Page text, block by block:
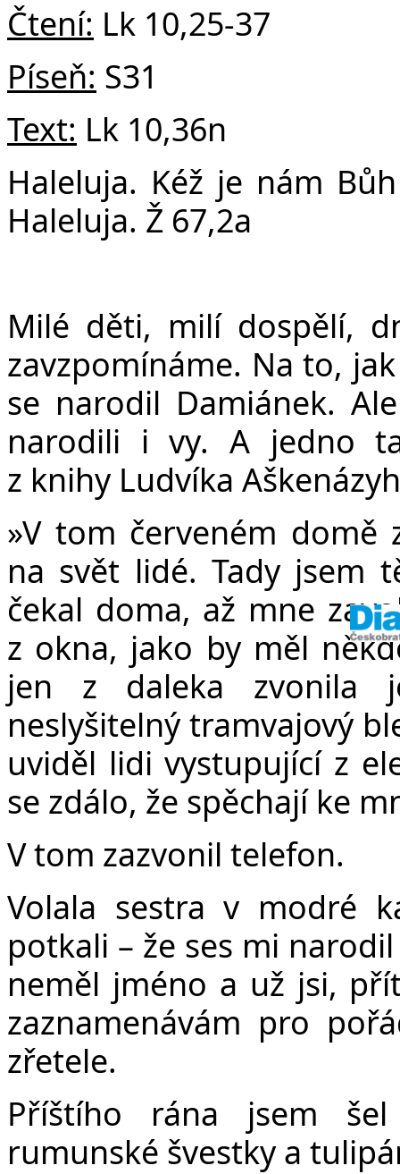
v
Čtení: Lk 10,25-37
Píseň: S31
Text: Lk 10,36n
Haleluja. Kéž je nám
Haleluja. Ž 67,2a
Milé děti, milí dospělí,
zavzpomínáme. Na to,
se narodil Damiánek.
narodili i vy. A jedno
z knihy Ludvíka
»V tom červeném domě
na svět lidé. Tady jsem
čekal doma, až mne
z okna, jako by měl
jen z daleka zvonila
neslyšitelný tramvajový
uviděl lidi vystupující z
se zdálo, že spěchají ke
V tom zazvonil telefon.
Volala sestra v modré
potkali – že ses mi
neměl jméno a už jsi,
zaznamenávám pro
zřetele.
Příštího rána jsem
rumunské švestky a